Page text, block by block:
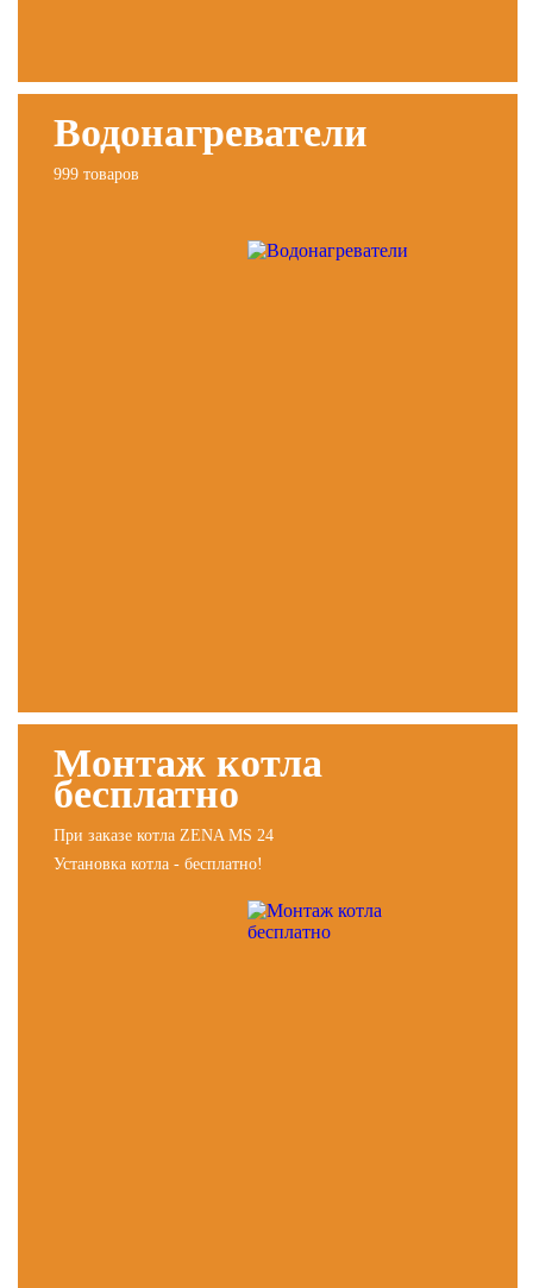
Водонагреватели
999 товаров
Монтаж котла
бесплатно
При заказе котла ZENA MS 24
Установка котла - бесплатно!